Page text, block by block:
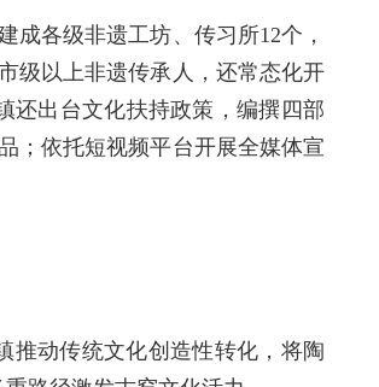
成各级非遗工坊、传习所12个，
级以上非遗传承人，还常态化开
还出台文化扶持政策，编撰四部
；依托短视频平台开展全媒体宣
推动传统文化创造性转化，将陶